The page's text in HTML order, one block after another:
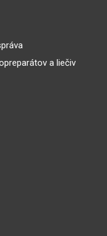
a liečiv